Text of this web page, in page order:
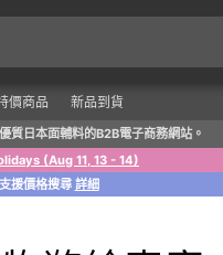
價商品 新品到貨
質日本面輔料的B2B電子商務網站。
(Aug 11, 13 - 14)
援價格搜尋 詳細